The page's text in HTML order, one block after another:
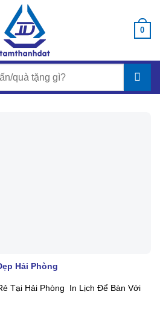
0
Hải Phòng
Tại Hải Phòng In Lịch Để Bàn Với